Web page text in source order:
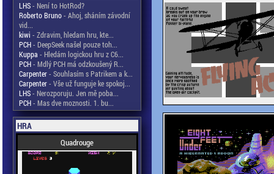
LHS- Není to HotRod?
Roberto Bruno- Ahoj, sháním závodní
vid...
kiwi - Zdravim, hledam hru, kte...
PCH- DeepSeek našel pouze toh...
Kuppa - Hledám logickou hru z C6...
PCH- Mdlý PCH má odzkoušený R...
Carpenter- Souhlasím s Patrikem a k...
Carpenter- Vše už funguje ke spokoj...
LHS- Nerozporuju. Jen mě poba...
PCH- Mas dve moznosti. 1. bu...
HRA
Quadrouge